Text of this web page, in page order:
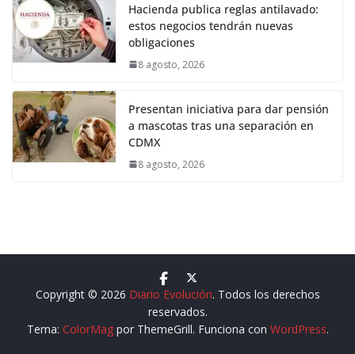
Hacienda publica reglas antilavado:
estos negocios tendrán nuevas
obligaciones
8 agosto, 2026
Presentan iniciativa para dar pensión
a mascotas tras una separación en
CDMX
8 agosto, 2026
Copyright © 2026 Diario Evolución. Todos los derechos
reservados.
Tema: ColorMagpor ThemeGrill. Funciona con WordPress.